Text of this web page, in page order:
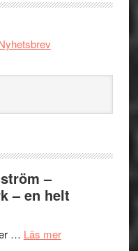
–
– en helt
… Läs merom